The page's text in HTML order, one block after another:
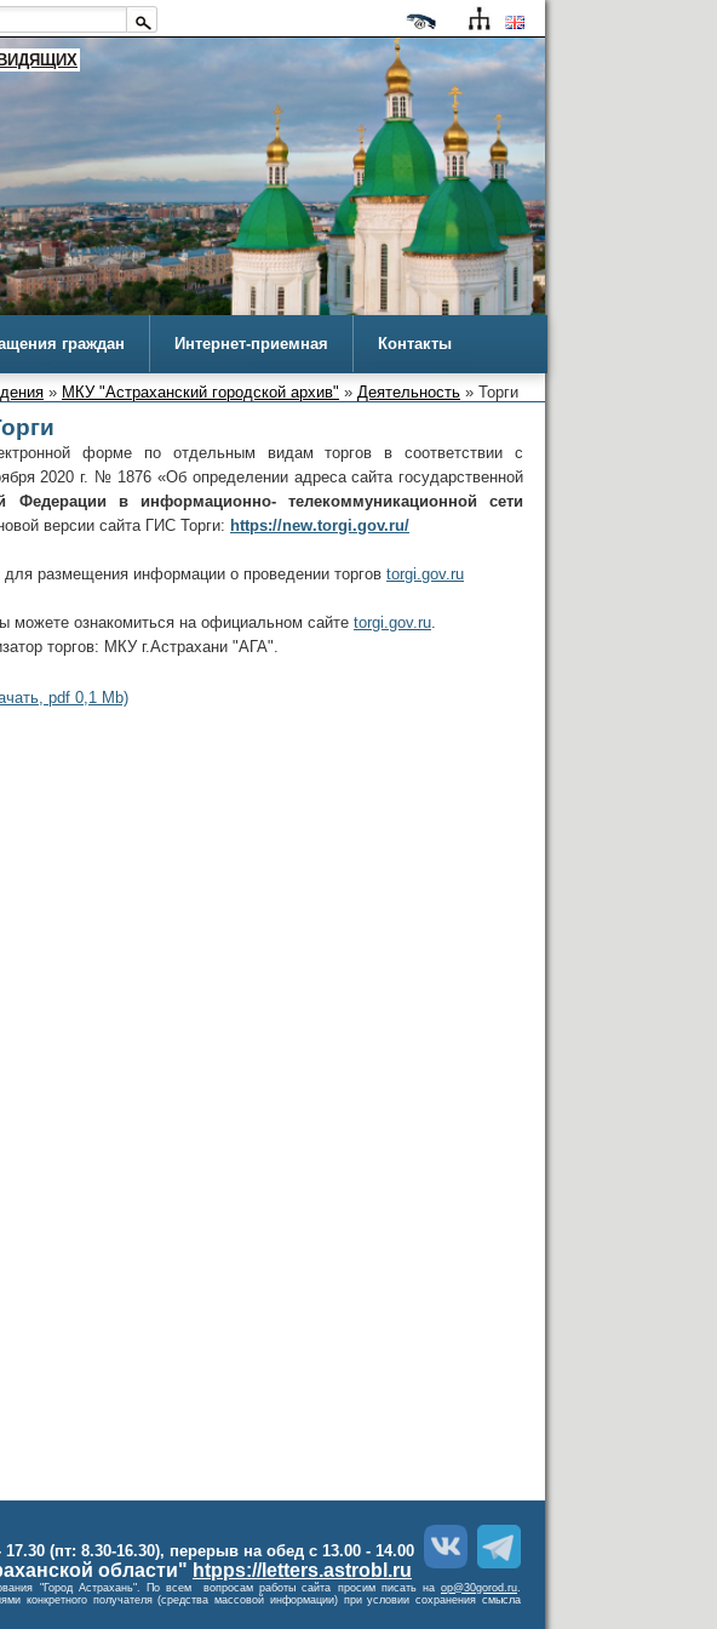
граждан Интернет-приемная Контакты
» МКУ "Астраханский городской архив" » Деятельность » Торги
форме по отдельным видам торгов в соответствии с
2020 г. № 1876 «Об определении адреса сайта государственной
Федерации в информационно- телекоммуникационной сети
версии сайта ГИС Торги: https://new.torgi.gov.ru/
размещения информации о проведении торгов torgi.gov.ru
можете ознакомиться на официальном сайте torgi.gov.ru.
торгов: МКУ г.Астрахани "АГА".
pdf 0,1 Mb)
(пт: 8.30-16.30), перерыв на обед с 13.00 - 14.00
области" htpps://letters.astrobl.ru
"Город Астрахань". По всем вопросам работы сайта просим писать на op@30gorod.ru.
конкретного получателя (средства массовой информации) при условии сохранения смысла